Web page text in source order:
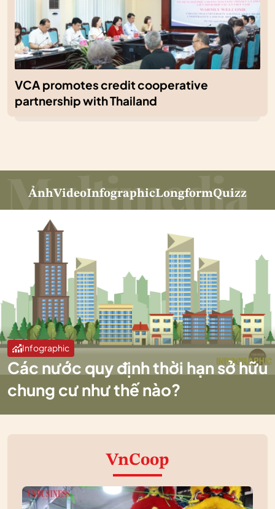
VCA promotes credit cooperative
partnership with Thailand
ẢnhVideoInfographicLongformQuizz
Infographic
Các nước quy định thời hạn sở hữu
chung cư như thế nào?
VnCoop